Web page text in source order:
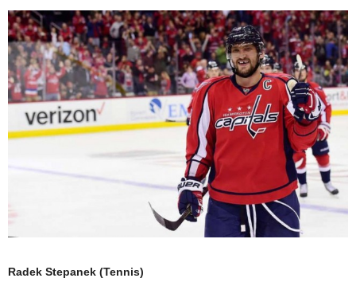
Radek Stepanek (Tennis)